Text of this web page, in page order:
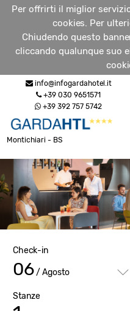
Per offrirti il miglior
cookies. Per
Chiudendo questo
cliccando qualunque suo
Montichiari - BS
info@infogardahotel.it
+39 030 9651571
+39 392 757 5742
Check-in
06/ Agosto
Stanze